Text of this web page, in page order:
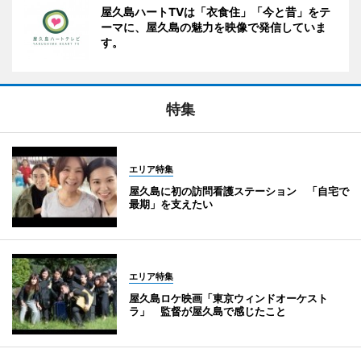
屋久島ハートTVは「衣食住」「今と昔」をテ
ーマに、屋久島の魅力を映像で発信していま
す。
特集
エリア特集
屋久島に初の訪問看護ステーション 「自宅で
最期」を支えたい
エリア特集
屋久島ロケ映画「東京ウィンドオーケスト
ラ」 監督が屋久島で感じたこと